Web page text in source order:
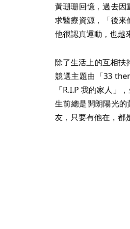
黃珊珊回憶，過去因
求醫療資源，「後來
他很認真運動，也越
除了生活上的互相扶
競選主題曲「33
「R.I.P 我的家人」
生前總是開朗陽光
友，只要有他在，都